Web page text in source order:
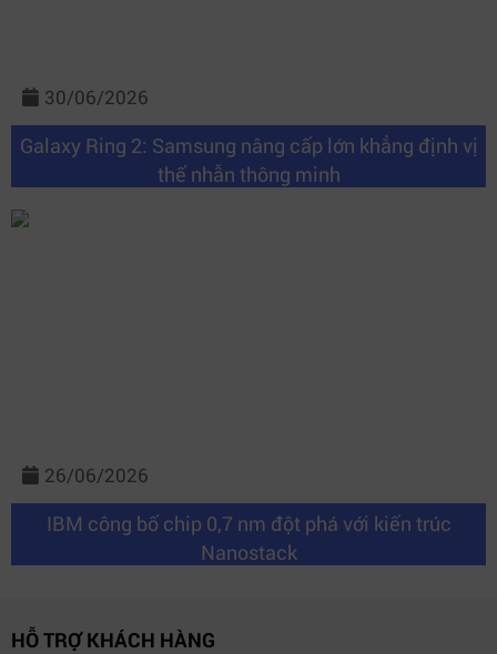
30/06/2026
Galaxy Ring 2: Samsung nâng cấp lớn khẳng định vị
thế nhẫn thông minh
26/06/2026
IBM công bố chip 0,7 nm đột phá với kiến trúc
Nanostack
HỖ TRỢ KHÁCH HÀNG